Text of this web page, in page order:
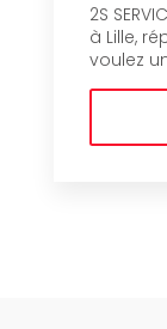
2S
à Lille,
voulez